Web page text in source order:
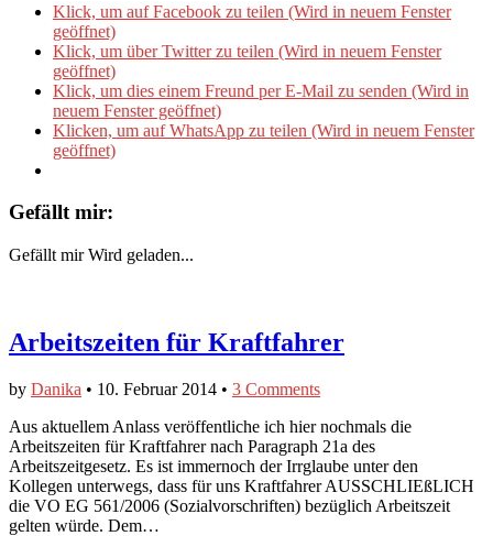
Klick, um auf Facebook zu teilen (Wird in neuem Fenster
geöffnet)
Klick, um über Twitter zu teilen (Wird in neuem Fenster
geöffnet)
Klick, um dies einem Freund per E-Mail zu senden (Wird in
neuem Fenster geöffnet)
Klicken, um auf WhatsApp zu teilen (Wird in neuem Fenster
geöffnet)
Gefällt mir:
Gefällt mir Wird geladen...
Arbeitszeiten für Kraftfahrer
by Danika • 10. Februar 2014 • 3 Comments
Aus aktuellem Anlass veröffentliche ich hier nochmals die
Arbeitszeiten für Kraftfahrer nach Paragraph 21a des
Arbeitszeitgesetz. Es ist immernoch der Irrglaube unter den
Kollegen unterwegs, dass für uns Kraftfahrer AUSSCHLIEßLICH
die VO EG 561/2006 (Sozialvorschriften) bezüglich Arbeitszeit
gelten würde. Dem…